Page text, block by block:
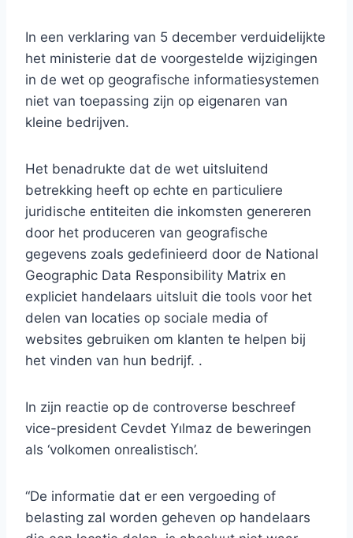
In een verklaring van 5 december verduidelijkte
het ministerie dat de voorgestelde wijzigingen
in de wet op geografische informatiesystemen
niet van toepassing zijn op eigenaren van
kleine bedrijven.
Het benadrukte dat de wet uitsluitend
betrekking heeft op echte en particuliere
juridische entiteiten die inkomsten genereren
door het produceren van geografische
gegevens zoals gedefinieerd door de National
Geographic Data Responsibility Matrix en
expliciet handelaars uitsluit die tools voor het
delen van locaties op sociale media of
websites gebruiken om klanten te helpen bij
het vinden van hun bedrijf. .
In zijn reactie op de controverse beschreef
vice-president Cevdet Yılmaz de beweringen
als ‘volkomen onrealistisch’.
“De informatie dat er een vergoeding of
belasting zal worden geheven op handelaars